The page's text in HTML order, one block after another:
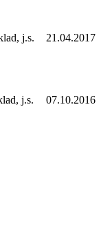
j.s. 21.04.2017
j.s. 07.10.2016